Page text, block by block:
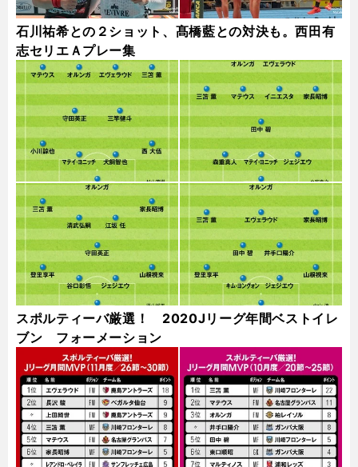
石川祐希との２ショット、髙橋藍との対決も。西田有
志セリエＡプレー集
スポルティーバ厳選！ 2020Jリーグ年間ベストイレ
ブン フォーメーション